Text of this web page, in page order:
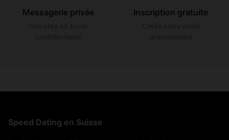
Messagerie privée Inscription gratuite
Speed Dating en Suisse